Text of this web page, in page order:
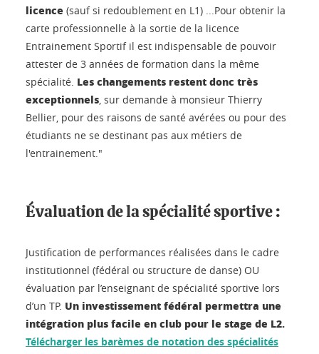
licence (sauf si redoublement en L1) ...Pour obtenir la
carte professionnelle à la sortie de la licence
Entrainement Sportif il est indispensable de pouvoir
attester de 3 années de formation dans la même
spécialité. Les changements restent donc très
exceptionnels, sur demande à monsieur Thierry
Bellier, pour des raisons de santé avérées ou pour des
étudiants ne se destinant pas aux métiers de
l'entrainement."
Évaluation de la spécialité sportive :
Justification de performances réalisées dans le cadre
institutionnel (fédéral ou structure de danse) OU
évaluation par l’enseignant de spécialité sportive lors
d’un TP. Un investissement fédéral permettra une
intégration plus facile en club pour le stage de L2.
Télécharger les barèmes de notation des spécialités